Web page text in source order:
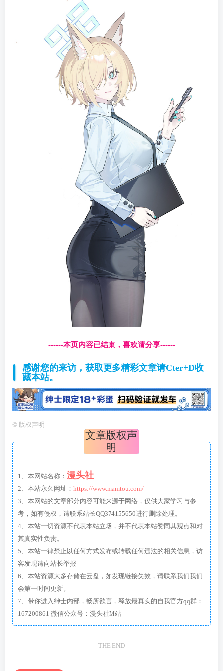
------本页内容已结束，喜欢请分享------
感谢您的来访，获取更多精彩文章请Cter+D收
藏本站。
© 版权声明
文章版权声
明
1、本网站名称： 漫头社
2、本站永久网址： https://www.mamtou.com/
3、本网站的文章部分内容可能来源于网络，仅供大家学习与参
考，如有侵权，请联系站长QQ374155650进行删除处理。
4、本站一切资源不代表本站立场，并不代表本站赞同其观点和对
其真实性负责。
5、本站一律禁止以任何方式发布或转载任何违法的相关信息，访
客发现请向站长举报
6、本站资源大多存储在云盘，如发现链接失效，请联系我们我们
会第一时间更新。
7、带你进入绅士内部，畅所欲言，释放最真实的自我官方qq群：
167200861 微信公众号：漫头社M站
THE END